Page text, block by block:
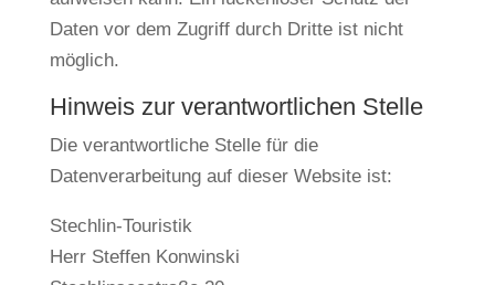
Daten vor dem Zugriff durch Dritte ist nicht
möglich.
Hinweis zur verantwortlichen Stelle
Die verantwortliche Stelle für die
Datenverarbeitung auf dieser Website ist:
Stechlin-Touristik
Herr Steffen Konwinski